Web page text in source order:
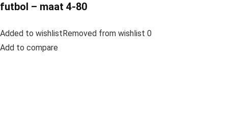
futbol – maat 4-80
Added to wishlistRemoved from wishlist 0
Add to compare